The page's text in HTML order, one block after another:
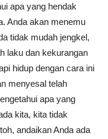
apa yang hendak
Anda akan menemu
tidak mudah jengkel,
laku dan kekurangan
hidup dengan cara ini
menyesal telah
apa yang
kita, kita tidak
andaikan Anda ada